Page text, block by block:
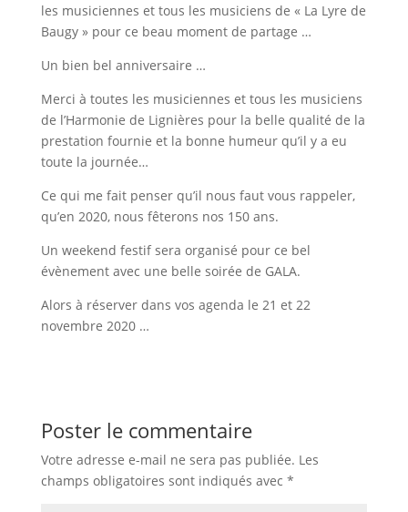
les musiciennes et tous les musiciens de « La Lyre de
Baugy » pour ce beau moment de partage …
Un bien bel anniversaire …
Merci à toutes les musiciennes et tous les musiciens
de l’Harmonie de Lignières pour la belle qualité de la
prestation fournie et la bonne humeur qu’il y a eu
toute la journée…
Ce qui me fait penser qu’il nous faut vous rappeler,
qu’en 2020, nous fêterons nos 150 ans.
Un weekend festif sera organisé pour ce bel
évènement avec une belle soirée de GALA.
Alors à réserver dans vos agenda le 21 et 22
novembre 2020 …
Poster le commentaire
Votre adresse e-mail ne sera pas publiée. Les
champs obligatoires sont indiqués avec *